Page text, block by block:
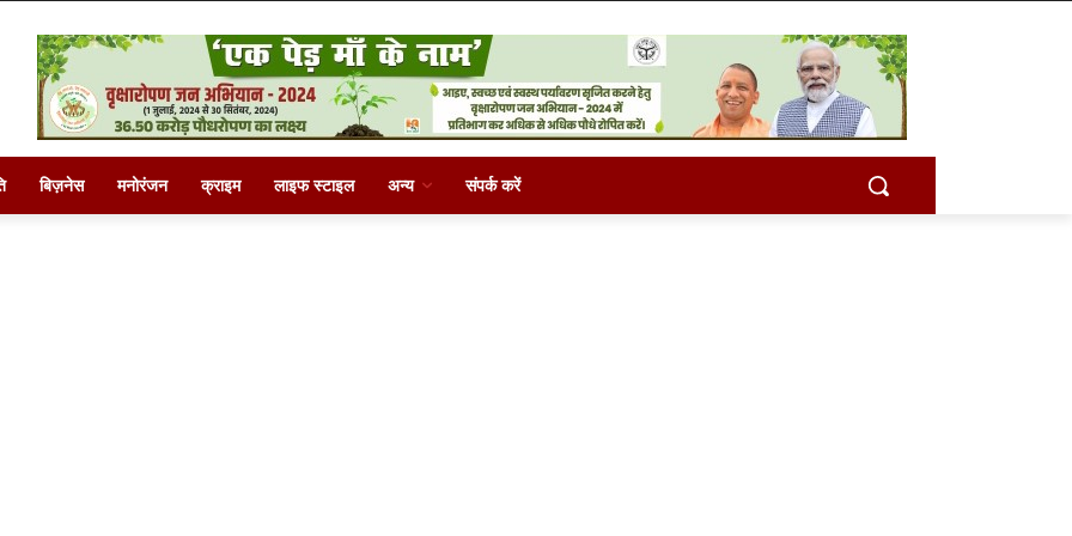
बिज़नेस मनोरंजन क्राइम लाइफ स्टाइल अन्य संपर्क करें